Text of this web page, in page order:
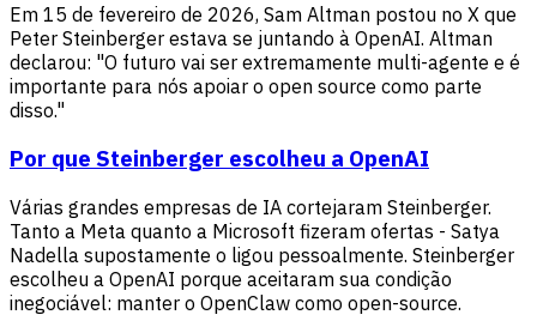
Em 15 de fevereiro de 2026, Sam Altman postou no X que
Peter Steinberger estava se juntando à OpenAI. Altman
declarou: "O futuro vai ser extremamente multi-agente e é
importante para nós apoiar o open source como parte
disso."
Por que Steinberger escolheu a OpenAI
Várias grandes empresas de IA cortejaram Steinberger.
Tanto a Meta quanto a Microsoft fizeram ofertas - Satya
Nadella supostamente o ligou pessoalmente. Steinberger
escolheu a OpenAI porque aceitaram sua condição
inegociável: manter o OpenClaw como open-source.